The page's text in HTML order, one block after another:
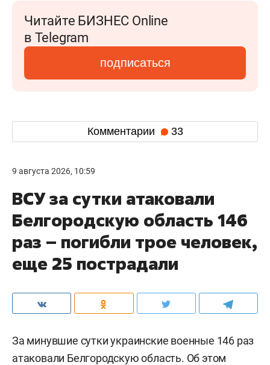
Читайте БИЗНЕС Online
в Telegram
подписаться
Комментарии 33
9 августа 2026, 10:59
ВСУ за сутки атаковали
Белгородскую область 146
раз – погибли трое человек,
еще 25 пострадали
За минувшие сутки украинские военные 146 раз
атаковали Белгородскую область. Об этом